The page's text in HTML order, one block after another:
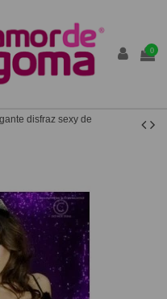
0
disfraz sexy de